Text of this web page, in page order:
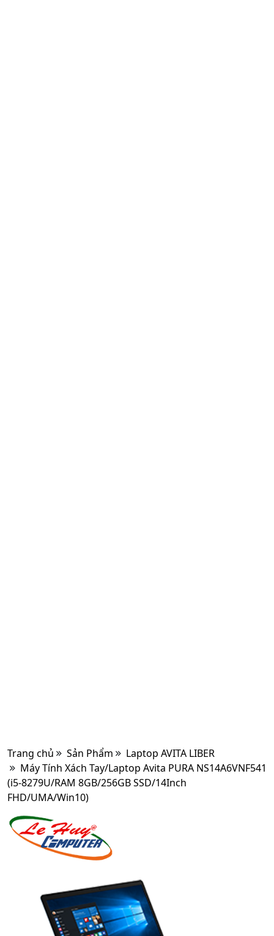
Trang chủ Sản Phẩm
Laptop AVITA LIBER
Máy Tính Xách Tay/Laptop Avita PURA NS14A6VNF541
(i5-8279U/RAM 8GB/256GB SSD/14Inch
FHD/UMA/Win10)